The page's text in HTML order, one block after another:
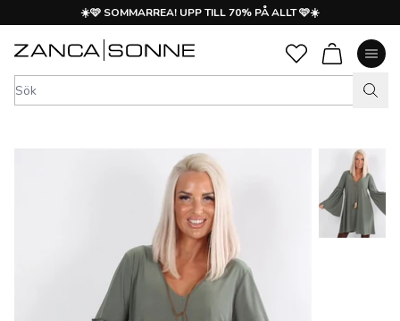
☀️🩷 SOMMARREA! UPP TILL 70% PÅ ALLT 🩷☀️